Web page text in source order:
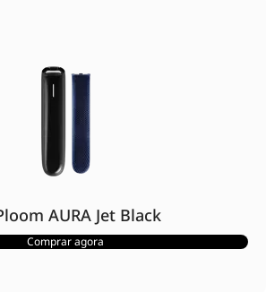
AURA Jet Black
Comprar agora